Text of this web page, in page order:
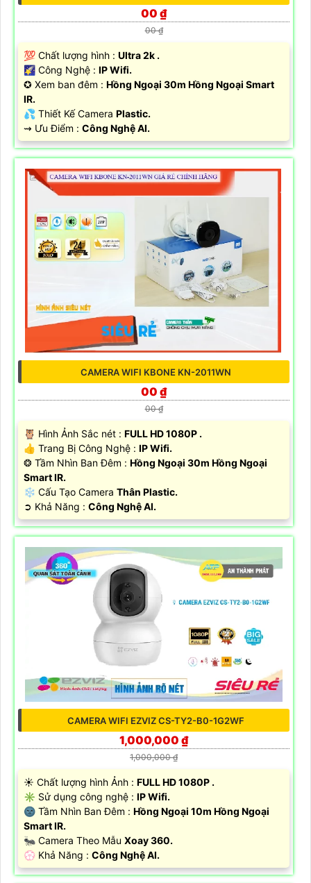
00 ₫
00 ₫
💯 Chất lượng hình : Ultra 2k .
🌠 Công Nghệ : IP Wifi.
✪ Xem ban đêm : Hồng Ngoại 30m Hồng Ngoại Smart
IR.
💦 Thiết Kế Camera Plastic.
️⇝ Ưu Điểm : Công Nghệ AI.
CAMERA WIFI KBONE KN-2011WN
00 ₫
00 ₫
🦉 Hình Ảnh Sắc nét : FULL HD 1080P .
👍 Trang Bị Công Nghệ : IP Wifi.
❂ Tầm Nhìn Ban Đêm : Hồng Ngoại 30m Hồng Ngoại
Smart IR.
❄ Cấu Tạo Camera Thân Plastic.
️➲ Khả Năng : Công Nghệ AI.
CAMERA WIFI EZVIZ CS-TY2-B0-1G2WF
1,000,000 ₫
1,000,000 ₫
☀️ Chất lượng hình Ảnh : FULL HD 1080P .
✳️ Sử dụng công nghệ : IP Wifi.
🌚 Tầm Nhìn Ban Đêm : Hồng Ngoại 10m Hồng Ngoại
Smart IR.
🐜 Camera Theo Mẫu Xoay 360.
️💮 Khả Năng : Công Nghệ AI.